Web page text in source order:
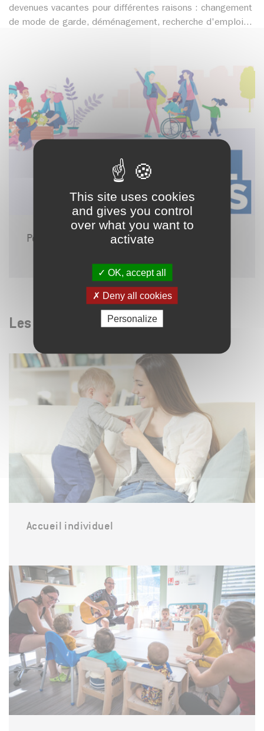
This site uses cookies
and gives you control
over what you want to
activate
OK, accept all
Deny all cookies
Personalize
devenues vacantes pour différentes raisons : changement
de mode de garde, déménagement, recherche d'emploi...
Portail familles
Les modes d'accueil
Accueil individuel